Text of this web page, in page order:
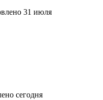
31 июля
сегодня